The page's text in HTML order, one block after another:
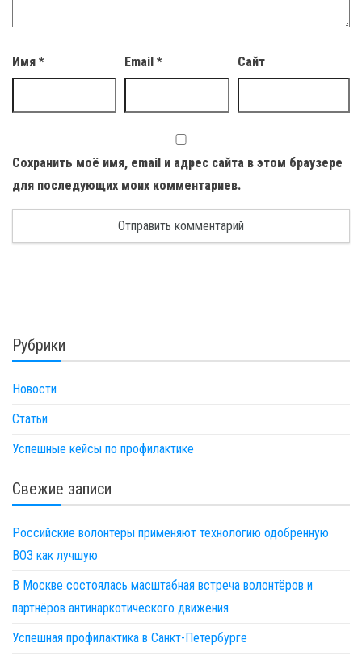
Имя * Email* Сайт
Сохранить моё имя, email и адрес сайта в этом браузере
для последующих моих комментариев.
Рубрики
Новости
Статьи
Успешные кейсы по профилактике
Свежие записи
Российские волонтеры применяют технологию одобренную
ВОЗ как лучшую
В Москве состоялась масштабная встреча волонтёров и
партнёров антинаркотического движения
Успешная профилактика в Санкт-Петербурге